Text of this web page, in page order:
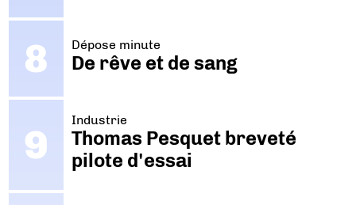
Dépose minute
De rêve et de sang
Industrie
Thomas Pesquet breveté
pilote d'essai